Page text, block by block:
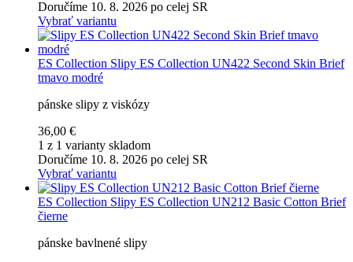
Doručíme 10. 8. 2026 po celej SR
Vybrať variantu
ES Collection Slipy ES Collection UN422 Second Skin Brief
tmavo modré
pánske slipy z viskózy
36,00 €
1 z 1 varianty skladom
Doručíme 10. 8. 2026 po celej SR
Vybrať variantu
ES Collection Slipy ES Collection UN212 Basic Cotton Brief
čierne
pánske bavlnené slipy